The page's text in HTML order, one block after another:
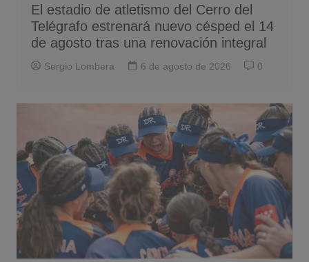
El estadio de atletismo del Cerro del
Telégrafo estrenará nuevo césped el 14
de agosto tras una renovación integral
Sergio Lombera 6 de agosto de 2026 0